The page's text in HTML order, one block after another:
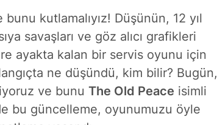
bunu kutlamalıyız! Düşünün, 12 yıl
savaşları ve göz alıcı grafikleri
ayakta kalan bir servis oyunu için
ne düşündü, kim bilir? Bugün,
ve bunu The Old Peace isimli
bu güncelleme, oyunumuzu öyle